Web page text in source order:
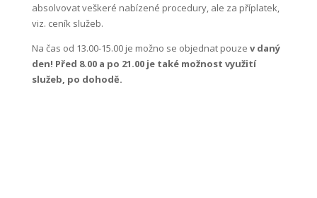
absolvovat veškeré nabízené procedury, ale za příplatek,
viz. ceník služeb.
Na čas od 13.00-15.00 je možno se objednat pouze v daný
den! Před 8.00 a po 21.00 je také možnost využití
služeb, po dohodě.